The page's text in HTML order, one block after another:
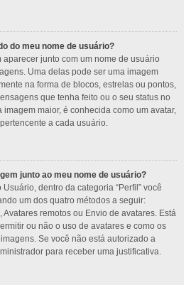
do meu nome de usuário?
junto com um nome de usuário
Uma delas pode ser uma imagem
na forma de blocos, estrelas ou pontos,
que tenha feito ou o seu status no
imagem maior, é conhecida como um avatar,
a cada usuário.
junto ao meu nome de usuário?
dentro da categoria “Perfil” você
um dos quatro métodos a seguir:
Avatares remotos ou Envio de avatares. Está
ou não o uso de avatares e como os
Se você não está autorizado a
para receber uma justificativa.